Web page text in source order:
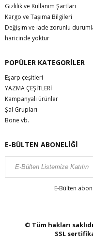
Gizlilik ve Kullanım Şartları
Kargo ve Taşıma Bilgileri
Değişim ve iade zorunlu
haricinde yoktur
POPÜLER KATEGORİLER
Eşarp çeşitleri
YAZMA ÇEŞİTLERİ
Kampanyalı ürünler
Şal Grupları
Bone vb.
E-BÜLTEN ABONELİĞİ
E-Bülten
© Tüm hakları
SSL